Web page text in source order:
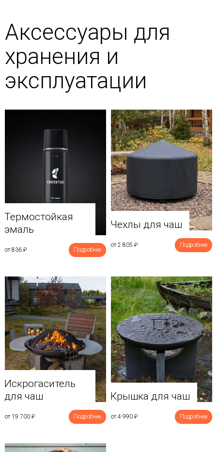
Аксессуары для
хранения и
эксплуатации
Термостойкая
эмаль
от 836 ₽ Подробнее
Чехлы для чаш
от 2 805 ₽ Подробнее
Искрогаситель
для чаш
от 19 700 ₽ Подробнее
Крышка для чаш
от 4 990 ₽ Подробнее